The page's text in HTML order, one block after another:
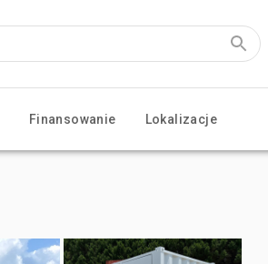
Finansowanie Lokalizacje